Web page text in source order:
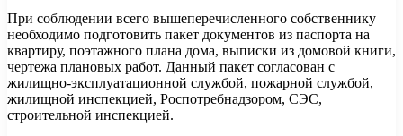
При соблюдении всего вышеперечисленного собственнику
необходимо подготовить пакет документов из паспорта на
квартиру, поэтажного плана дома, выписки из домовой книги,
чертежа плановых работ. Данный пакет согласован с
жилищно-эксплуатационной службой, пожарной службой,
жилищной инспекцией, Роспотребнадзором, СЭС,
строительной инспекцией.